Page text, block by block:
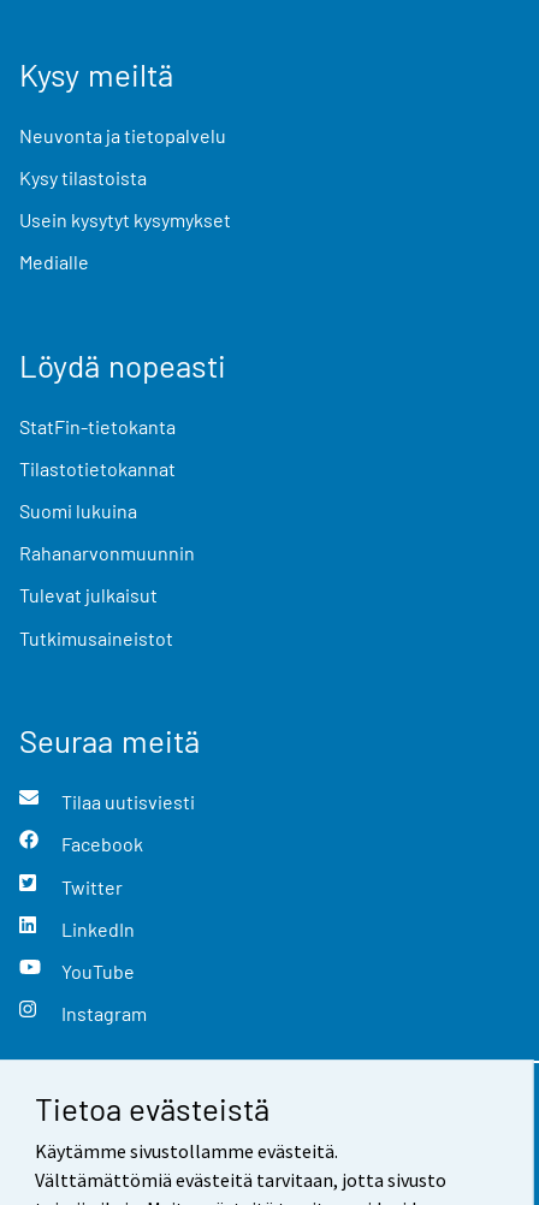
Tietoa evästeistä
Käytämme sivustollamme evästeitä.
Välttämättömiä evästeitä tarvitaan, jotta sivusto
Kysy meiltä
Neuvonta ja tietopalvelu
Kysy tilastoista
Usein kysytyt kysymykset
Medialle
Löydä nopeasti
StatFin-tietokanta
Tilastotietokannat
Suomi lukuina
Rahanarvonmuunnin
Tulevat julkaisut
Tutkimusaineistot
Seuraa meitä
Tilaa uutisviesti
Facebook
Twitter
LinkedIn
YouTube
Instagram
Yhteystiedot
Palaute